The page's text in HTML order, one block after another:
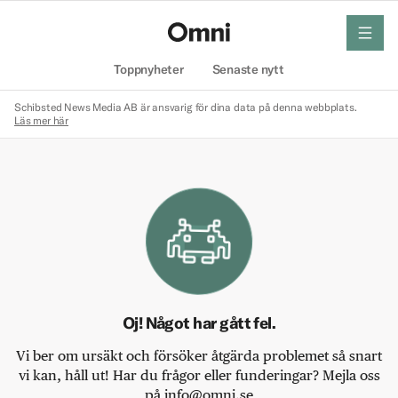
Toppnyheter Senaste nytt
meny
Schibsted News Media AB är ansvarig för dina data på denna webbplats.
Läs mer här
Oj! Något har gått fel.
Vi ber om ursäkt och försöker åtgärda problemet så snart
vi kan, håll ut! Har du frågor eller funderingar? Mejla oss